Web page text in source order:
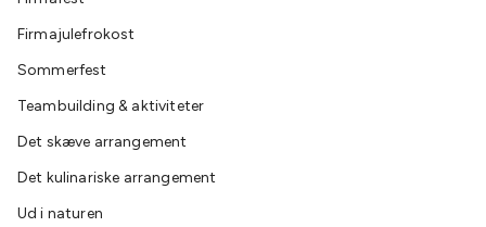
Firmajulefrokost
Sommerfest
Teambuilding & aktiviteter
Det skæve arrangement
Det kulinariske arrangement
Ud i naturen